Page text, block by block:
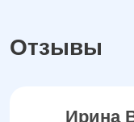
Отзывы
Ирина